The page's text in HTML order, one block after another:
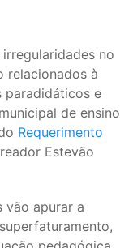
no
relacionados à
paradidáticos e
de ensino
Requerimento
Estevão
vão apurar a